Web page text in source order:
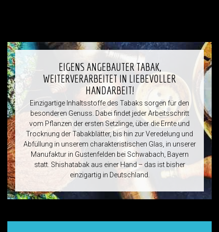
EIGENS ANGEBAUTER TABAK,
WEITERVERARBEITET IN LIEBEVOLLER
HANDARBEIT!
Einzigartige Inhaltsstoffe des Tabaks sorgen für den
besonderen Genuss. Dabei findet jeder Arbeitsschritt
vom Pflanzen der ersten Setzlinge, über die Ernte und
Trocknung der Tabakblätter, bis hin zur Veredelung und
Abfüllung in unserem charakteristischen Glas, in unserer
Manufaktur in Gustenfelden bei Schwabach, Bayern
statt. Shishatabak aus einer Hand – das ist bisher
einzigartig in Deutschland.